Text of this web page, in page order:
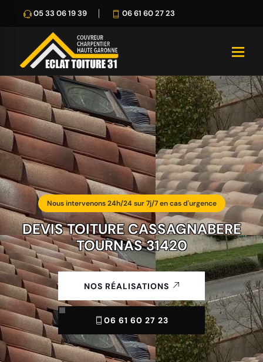
05 33 06 19 39 06 61 60 27 23
Nous intervenons 24h/24 sur 7j/7 en cas d'urgence
DEVIS TOITURE CASSAGNABERE
TOURNAS 31420
NOS RÉALISATIONS
06 61 60 27 23